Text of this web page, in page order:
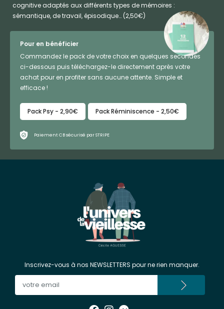
cognitive adaptés aux différents types de mémoires :
sémantique, de travail, épisodique… (2,50€)
Pour en bénéficier
Commandez le pack de votre choix en quelques secondes
ci-dessous puis téléchargez-le directement après votre
achat pour en profiter sans aucune attente. Simple et
efficace !
Pack Psy - 2,90€ Pack Réminiscence - 2,50€
Paiement CB sécurisé par STRIPE
Inscrivez-vous à nos NEWSLETTERS pour ne rien manquer.